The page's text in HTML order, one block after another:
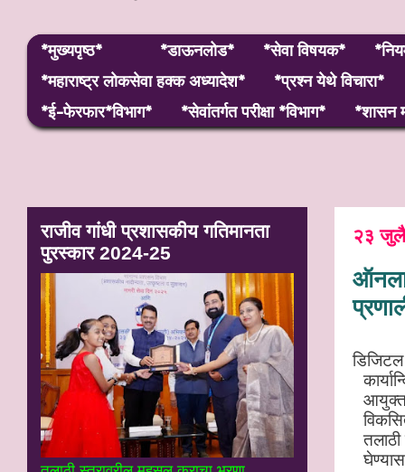
*मुख्यपृष्ठ* *डाऊनलोड* *सेवा विषयक*
*महाराष्ट्र लाेकसेवा हक्क अध्यादेश*
*प्रश्न येथे विचारा*
*ई-फेरफार*विभाग*
*सेवांतर्गत परीक्षा *विभाग* *शासन
२३
आयुक्त
राजीव गांधी प्रशासकीय गतिमानता
पुरस्कार 2024-25